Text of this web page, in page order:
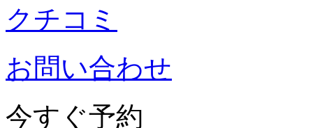
クチコミ
お問い合わせ
今すぐ予約